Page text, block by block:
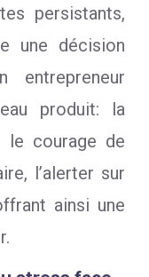
persistants,
une décision
entrepreneur
produit: la
le courage de
l’alerter sur
ainsi une